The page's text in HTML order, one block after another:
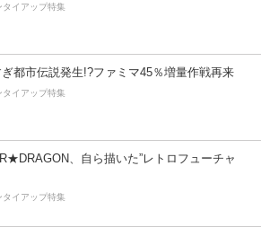
タイアップ特集
都市伝説発生!?ファミマ45％増量作戦再来
タイアップ特集
、自ら描いた”レトロフューチャ
タイアップ特集